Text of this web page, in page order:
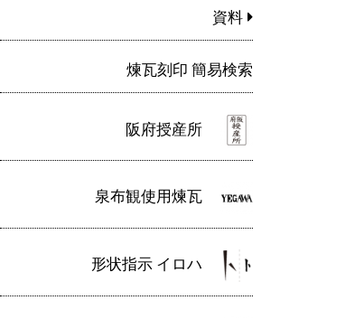
資料
煉瓦刻印 簡易検索
阪府授産所
泉布観使用煉瓦
形状指示 イロハ